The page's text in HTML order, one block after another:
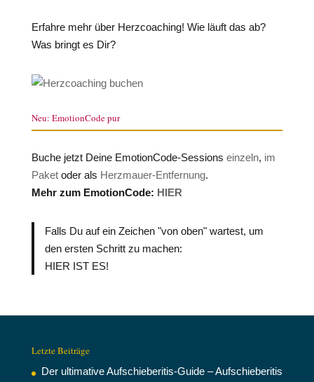
Erfahre mehr über Herzcoaching! Wie läuft das ab?
Was bringt es Dir?
Neu: EmotionCode pur
Buche jetzt Deine EmotionCode-Sessions einzeln, im
Paketoder als Herzmauer-Entfernung.
Mehr zum EmotionCode: HIER
Falls Du auf ein Zeichen "von oben" wartest, um
den ersten Schritt zu machen:
HIER IST ES!
Letzte Beiträge
Der ultimative Aufschieberitis-Guide – Aufschieberitis